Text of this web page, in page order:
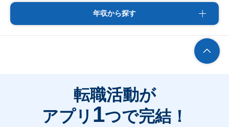
年収から探す
転職活動が
アプリ 1つで完結！